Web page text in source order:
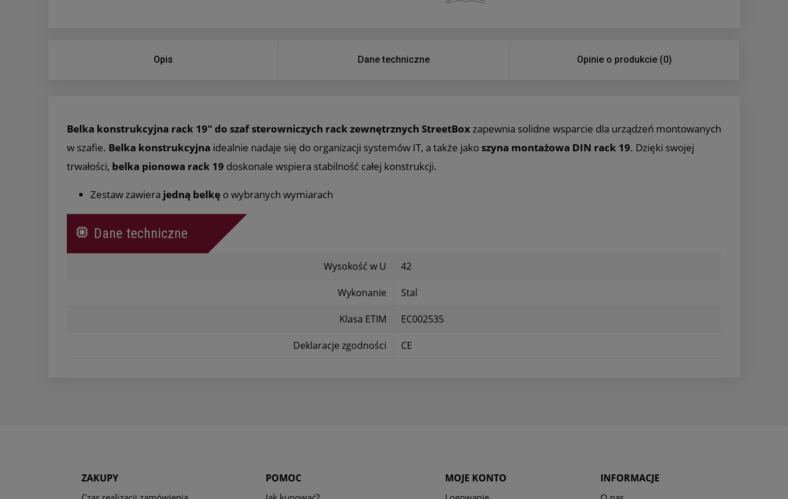
Opis Dane techniczne Opinie o produkcie (0)
Belka konstrukcyjna rack 19" do szaf sterowniczych rack zewnętrznych StreetBoxzapewnia solidne wsparcie dla urządzeń montowanych
w szafie. Belka konstrukcyjna idealnie nadaje się do organizacji systemów IT, a także jakoszyna montażowa DIN rack 19. Dzięki swojej
trwałości, belka pionowa rack 19 doskonale wspiera stabilność całej konstrukcji.
Zestaw zawiera jedną belkę o wybranych wymiarach
Dane techniczne
Wysokość w U 42
Wykonanie Stal
Klasa ETIM EC002535
Deklaracje zgodności CE
ZAKUPY POMOC MOJE KONTO INFORMACJE